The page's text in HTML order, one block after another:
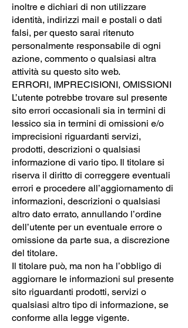
inoltre e dichiari di non utilizzare
identità, indirizzi mail e postali o dati
falsi, per questo sarai ritenuto
personalmente responsabile di ogni
azione, commento o qualsiasi altra
attività su questo sito web.
ERRORI, IMPRECISIONI, OMISSIONI
L’utente potrebbe trovare sul presente
sito errori occasionali sia in termini di
lessico sia in termini di omissioni e/o
imprecisioni riguardanti servizi,
prodotti, descrizioni o qualsiasi
informazione di vario tipo. Il titolare si
riserva il diritto di correggere eventuali
errori e procedere all’aggiornamento di
informazioni, descrizioni o qualsiasi
altro dato errato, annullando l’ordine
dell’utente per un eventuale errore o
omissione da parte sua, a discrezione
del titolare.
Il titolare può, ma non ha l’obbligo di
aggiornare le informazioni sul presente
sito riguardanti prodotti, servizi o
qualsiasi altro tipo di informazione, se
conforme alla legge vigente.